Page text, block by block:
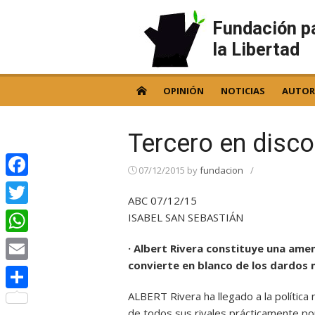
Fundación
la Libertad
OPINIÓN NOTICIAS
Tercero en
07/12/2015 byfundacion /
ABC 07/12/15
ISABEL SAN SEBASTIÁN
· Albert Rivera constituye una
convierte en blanco de los dardos
ALBERT Rivera ha llegado a la
Facebook
Twitter
WhatsApp
Email
Compartir